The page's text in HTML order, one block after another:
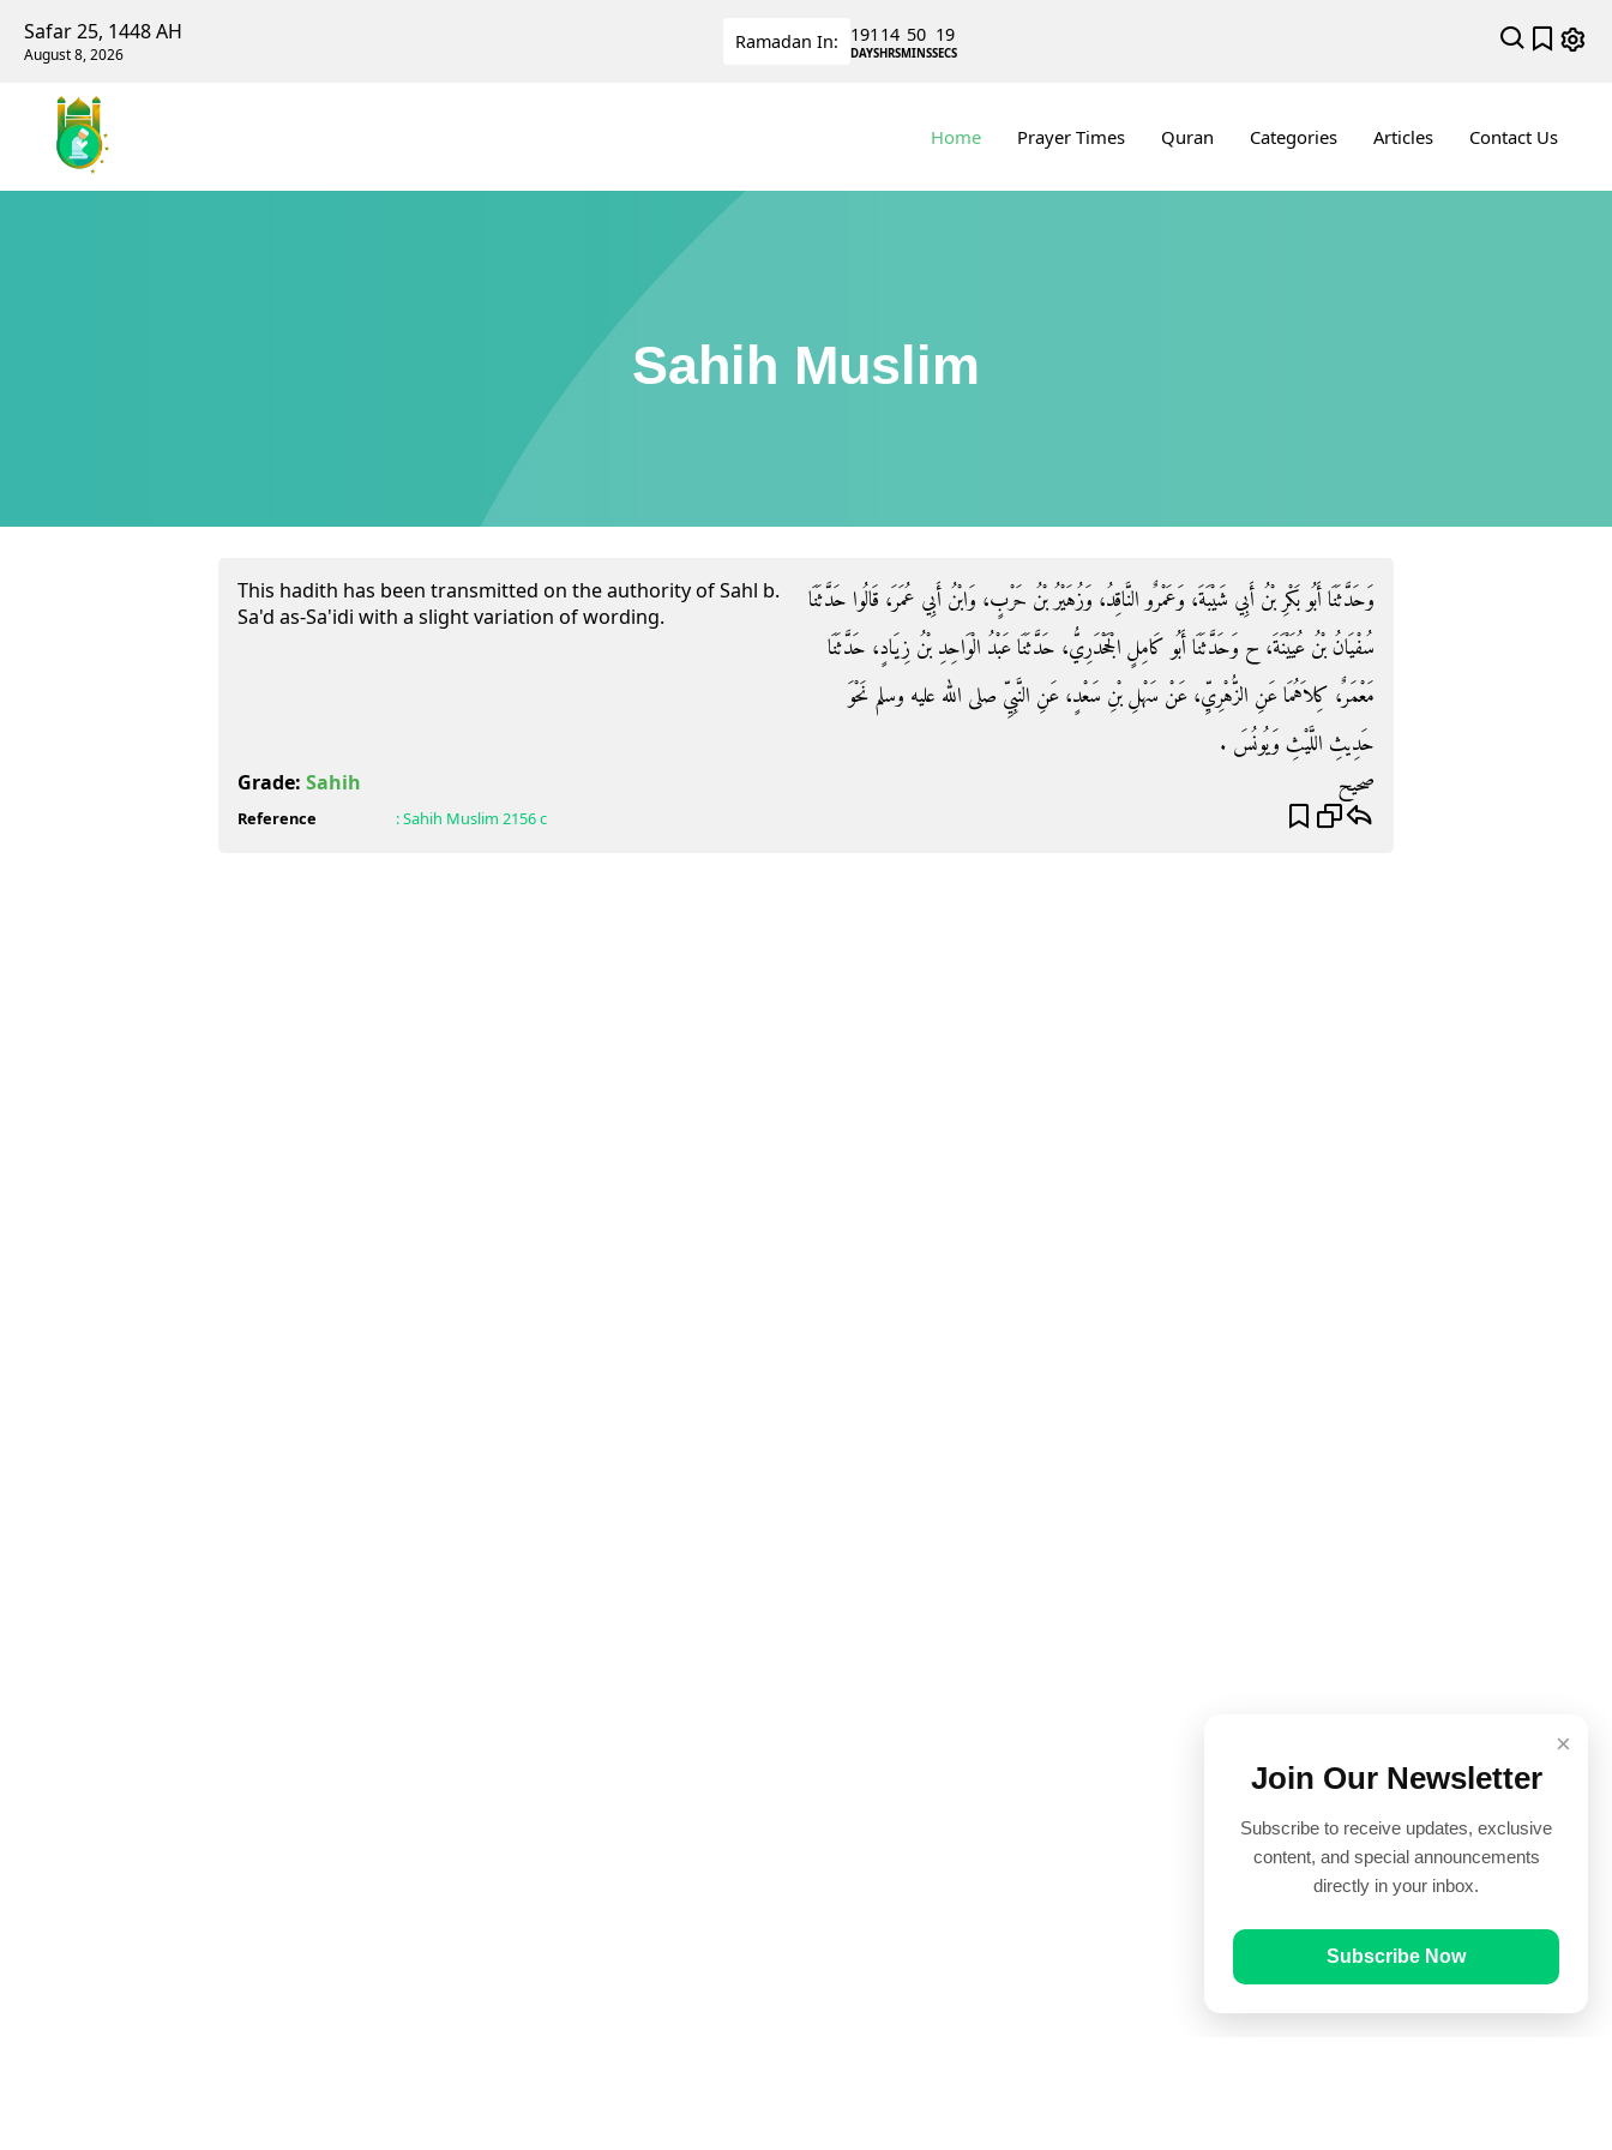
Safar 25, 1448 AH
August 8, 2026
Ramadan In: 191
DAYS
14
HRS
50
MINS
19
SECS
Home Prayer Times Quran Categories Articles Contact Us
Sahih Muslim
This hadith has been transmitted on the authority of Sahl b.
Sa'd as-Sa'idi with a slight variation of wording.
وَحَدَّثَنَا أَبُو بَكْرِ بْنُ أَبِي شَيْبَةَ، وَعَمْرٌو النَّاقِدُ، وَزُهَيْرُ بْنُ حَرْبٍ، وَابْنُ أَبِي عُمَرَ، قَالُوا حَدَّثَنَا
سُفْيَانُ بْنُ عُيَيْنَةَ، ح وَحَدَّثَنَا أَبُو كَامِلٍ الْجَحْدَرِيُّ، حَدَّثَنَا عَبْدُ الْوَاحِدِ بْنُ زِيَادٍ، حَدَّثَنَا
مَعْمَرٌ، كِلاَهُمَا عَنِ الزُّهْرِيِّ، عَنْ سَهْلِ بْنِ سَعْدٍ، عَنِ النَّبِيِّ صلى الله عليه وسلم نَحْوَ
حَدِيثِ اللَّيْثِ وَيُونُسَ ‏.‏
Grade: Sahih صحيح
Reference :Sahih Muslim 2156 c
×
Join Our Newsletter
Subscribe to receive updates, exclusive
content, and special announcements
directly in your inbox.
Subscribe Now